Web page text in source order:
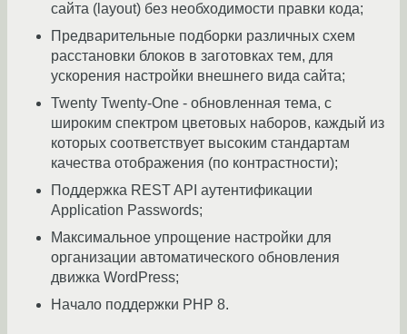
сайта (layout) без необходимости правки кода;
Предварительные подборки различных схем
расстановки блоков в заготовках тем, для
ускорения настройки внешнего вида сайта;
Twenty Twenty-One - обновленная тема, с
широким спектром цветовых наборов, каждый из
которых соответствует высоким стандартам
качества отображения (по контрастности);
Поддержка REST API аутентификации
Application Passwords;
Максимальное упрощение настройки для
организации автоматического обновления
движка WordPress;
Начало поддержки PHP 8.